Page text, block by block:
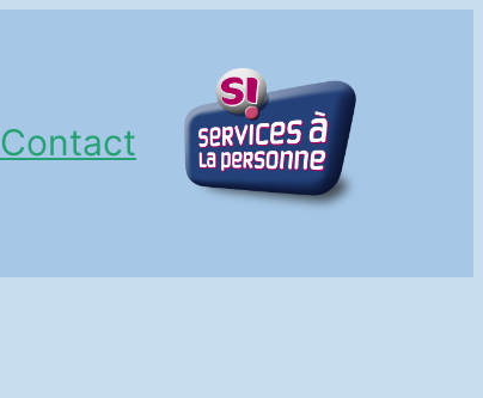
Contact